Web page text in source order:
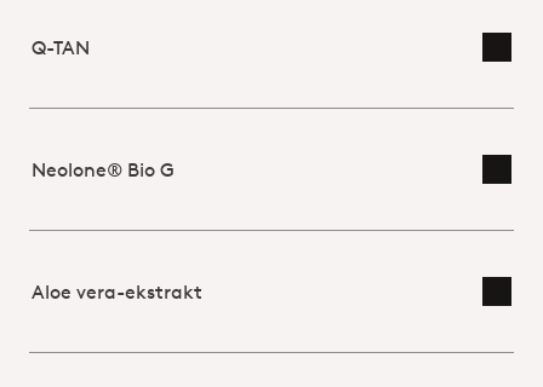
Q-TAN
Neolone® Bio G
Aloe vera-ekstrakt